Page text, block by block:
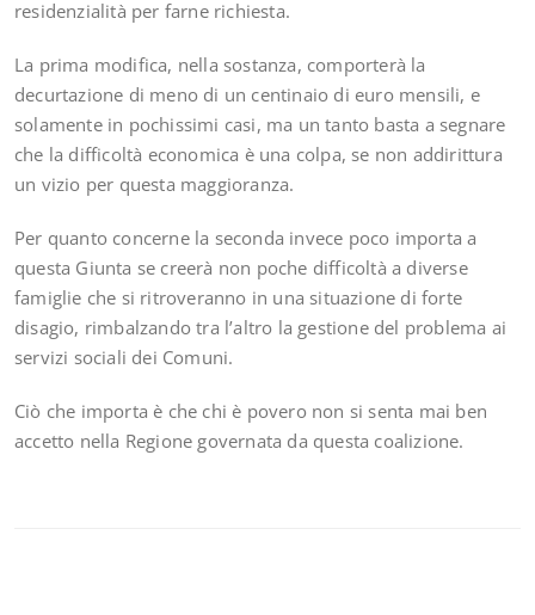
residenzialità per farne richiesta.
La prima modifica, nella sostanza, comporterà la
decurtazione di meno di un centinaio di euro mensili, e
solamente in pochissimi casi, ma un tanto basta a segnare
che la difficoltà economica è una colpa, se non addirittura
un vizio per questa maggioranza.
Per quanto concerne la seconda invece poco importa a
questa Giunta se creerà non poche difficoltà a diverse
famiglie che si ritroveranno in una situazione di forte
disagio, rimbalzando tra l’altro la gestione del problema ai
servizi sociali dei Comuni.
Ciò che importa è che chi è povero non si senta mai ben
accetto nella Regione governata da questa coalizione.